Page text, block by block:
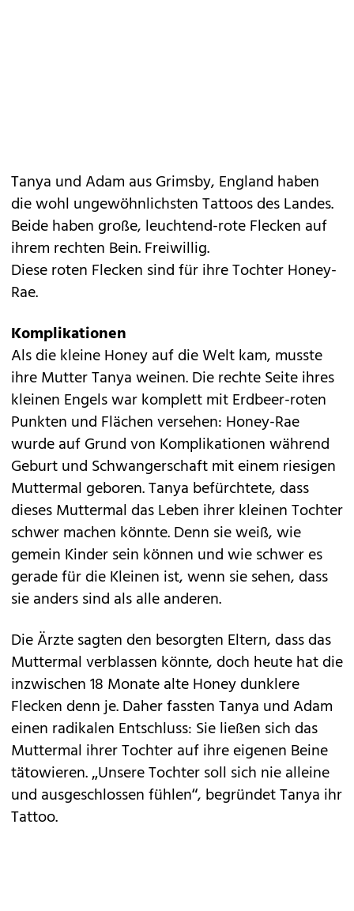
Tanya und Adam aus Grimsby, England haben
die wohl ungewöhnlichsten Tattoos des Landes.
Beide haben große, leuchtend-rote Flecken auf
ihrem rechten Bein. Freiwillig.
Diese roten Flecken sind für ihre Tochter Honey-
Rae.
Komplikationen
Als die kleine Honey auf die Welt kam, musste
ihre Mutter Tanya weinen. Die rechte Seite ihres
kleinen Engels war komplett mit Erdbeer-roten
Punkten und Flächen versehen: Honey-Rae
wurde auf Grund von Komplikationen während
Geburt und Schwangerschaft mit einem riesigen
Muttermal geboren. Tanya befürchtete, dass
dieses Muttermal das Leben ihrer kleinen Tochter
schwer machen könnte. Denn sie weiß, wie
gemein Kinder sein können und wie schwer es
gerade für die Kleinen ist, wenn sie sehen, dass
sie anders sind als alle anderen.
Die Ärzte sagten den besorgten Eltern, dass das
Muttermal verblassen könnte, doch heute hat die
inzwischen 18 Monate alte Honey dunklere
Flecken denn je. Daher fassten Tanya und Adam
einen radikalen Entschluss: Sie ließen sich das
Muttermal ihrer Tochter auf ihre eigenen Beine
tätowieren. „Unsere Tochter soll sich nie alleine
und ausgeschlossen fühlen“, begründet Tanya ihr
Tattoo.